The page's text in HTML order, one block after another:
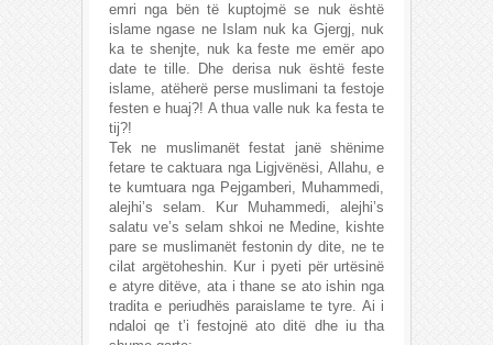
emri nga bën të kuptojmë se nuk është
islame ngase ne Islam nuk ka Gjergj, nuk
ka te shenjte, nuk ka feste me emër apo
date te tille. Dhe derisa nuk është feste
islame, atëherë perse muslimani ta festoje
festen e huaj?! A thua valle nuk ka festa te
tij?!
Tek ne muslimanët festat janë shënime
fetare te caktuara nga Ligjvënësi, Allahu, e
te kumtuara nga Pejgamberi, Muhammedi,
alejhi’s selam. Kur Muhammedi, alejhi’s
salatu ve’s selam shkoi ne Medine, kishte
pare se muslimanët festonin dy dite, ne te
cilat argëtoheshin. Kur i pyeti për urtësinë
e atyre ditëve, ata i thane se ato ishin nga
tradita e periudhës paraislame te tyre. Ai i
ndaloi qe t’i festojnë ato ditë dhe iu tha